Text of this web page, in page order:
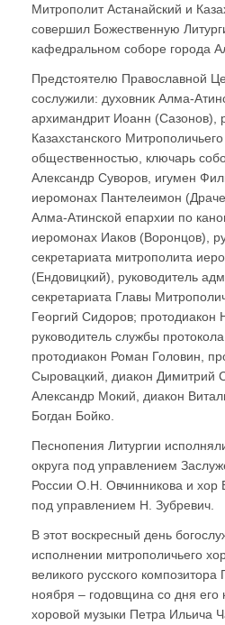
Митрополит Астанайский и
совершил Божественную
кафедральном соборе города
Предстоятелю Православной
сослужили: духовник Алма-
архимандрит Иоанн (Сазонов),
Казахстанского
общественностью, ключарь
Александр Суворов, игумен
иеромонах Пантелеимон
Алма-Атинской епархии по
иеромонах Иаков (Воронцов),
секретариата митрополита
(Ендовицкий), руководитель
секретариата Главы
Георгий Сидоров; протодиакон
руководитель службы
протодиакон Роман Головин,
Сыровацкий, диакон Димитрий
Александр Мокий, диакон
Богдан Бойко.
Песнопения Литургии
округа под управлением
России О.Н. Овчинникова и хор
под управлением Н. Зубревич.
В этот воскресный день
исполнении митрополичьего
великого русского
ноября – годовщина со дня его
хоровой музыки Петра Ильича